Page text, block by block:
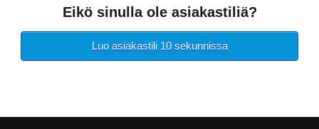
Eikö sinulla ole asiakastiliä?
Luo asiakastili 10 sekunnissa